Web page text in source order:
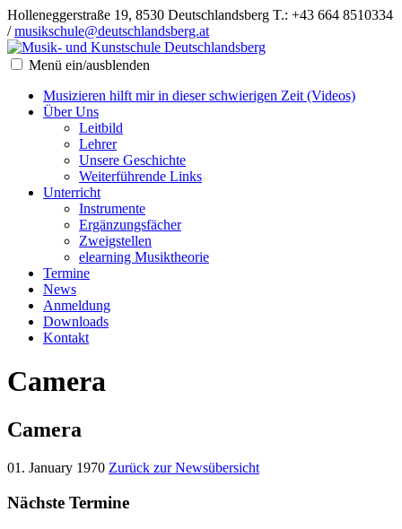
Holleneggerstraße 19, 8530 Deutschlandsberg T.: +43 664 8510334
/musikschule@deutschlandsberg.at
Menü ein/ausblenden
Musizieren hilft mir in dieser schwierigen Zeit (Videos)
Über Uns
Leitbild
Lehrer
Unsere Geschichte
Weiterführende Links
Unterricht
Instrumente
Ergänzungsfächer
Zweigstellen
elearning Musiktheorie
Termine
News
Anmeldung
Downloads
Kontakt
Camera
Camera
01. January 1970 Zurück zur Newsübersicht
Nächste Termine